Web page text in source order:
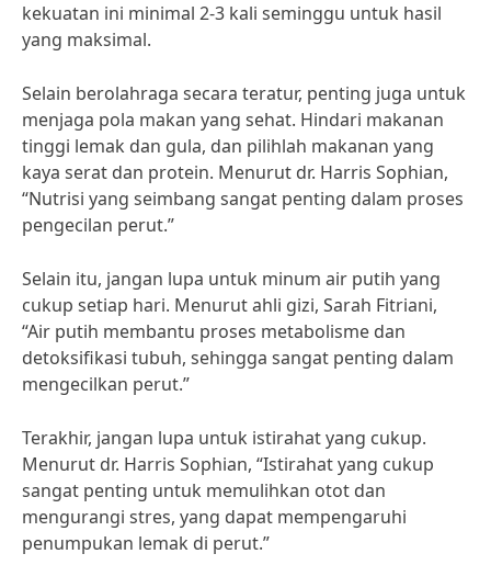
kekuatan ini minimal 2-3 kali seminggu untuk hasil
yang maksimal.
Selain berolahraga secara teratur, penting juga untuk
menjaga pola makan yang sehat. Hindari makanan
tinggi lemak dan gula, dan pilihlah makanan yang
kaya serat dan protein. Menurut dr. Harris Sophian,
“Nutrisi yang seimbang sangat penting dalam proses
pengecilan perut.”
Selain itu, jangan lupa untuk minum air putih yang
cukup setiap hari. Menurut ahli gizi, Sarah Fitriani,
“Air putih membantu proses metabolisme dan
detoksifikasi tubuh, sehingga sangat penting dalam
mengecilkan perut.”
Terakhir, jangan lupa untuk istirahat yang cukup.
Menurut dr. Harris Sophian, “Istirahat yang cukup
sangat penting untuk memulihkan otot dan
mengurangi stres, yang dapat mempengaruhi
penumpukan lemak di perut.”